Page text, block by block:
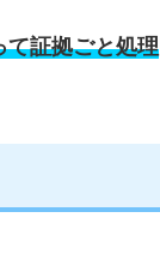
て証拠ごと処理